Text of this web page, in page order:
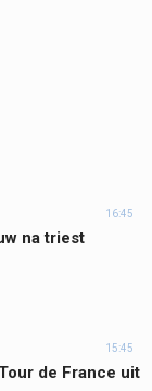
16:45
na triest
15:45
de France uit